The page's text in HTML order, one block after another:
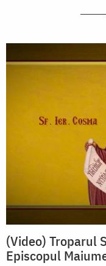
(Video) Troparul
Episcopul